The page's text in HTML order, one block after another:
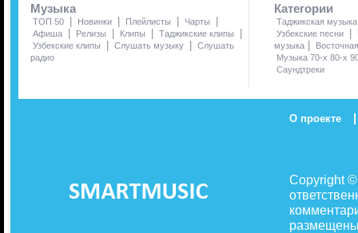
Музыка
ТОП 50 | Новинки | Плейлисты | Чарты |
Афиша | Релизы | Клипы | Таджикские клипы |
Узбекские клипы | Слушать музыку | Слушать
радио
Категории
Таджикская музыка
Узбекские песни
|
музыка |
Музыка 70-х 80-х
Саундтреки
О проекте |
Copyright
размещены